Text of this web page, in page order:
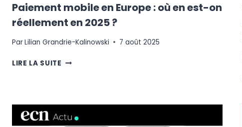
Paiement mobile en Europe : où en est-on
réellement en 2025 ?
ParLilian Grandrie-Kalinowski 7 août 2025
LIRE LA SUITE PAIEMENT
:
OÙ
EN